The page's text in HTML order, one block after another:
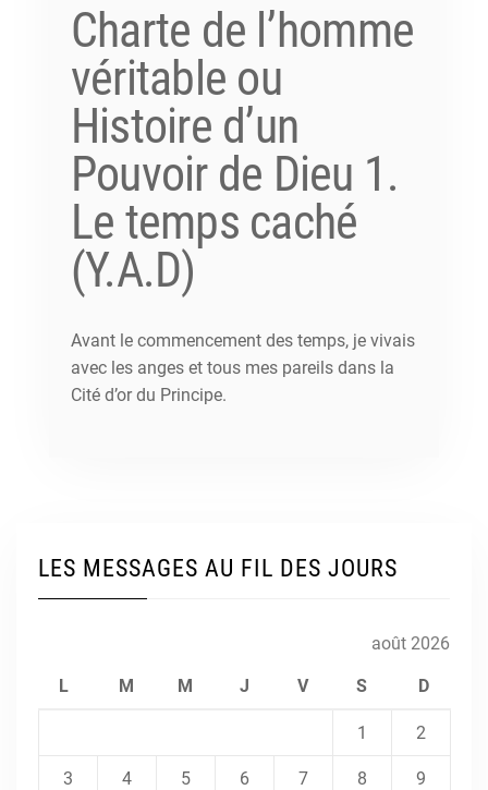
Charte de l’homme
véritable ou
Histoire d’un
Pouvoir de Dieu 1.
Le temps caché
(Y.A.D)
Avant le commencement des temps, je vivais
avec les anges et tous mes pareils dans la
Cité d’or du Principe.
LES MESSAGES AU FIL DES JOURS
août 2026
L M M J V S D
1 2
3 4 5 6 7 8 9